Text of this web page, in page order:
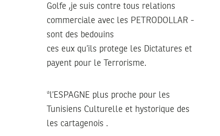
Golfe ,je suis contre tous relations
commerciale avec les PETRODOLLAR -
sont des bedouins
ces eux qu’ils protege les Dictatures et
payent pour le Terrorisme.
*l’ESPAGNE plus proche pour les
Tunisiens Culturelle et hystorique des
les cartagenois .